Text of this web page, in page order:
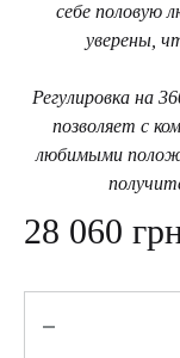
себе половую
уверены,
Регулировка на
позволяет с
любимыми
28 060